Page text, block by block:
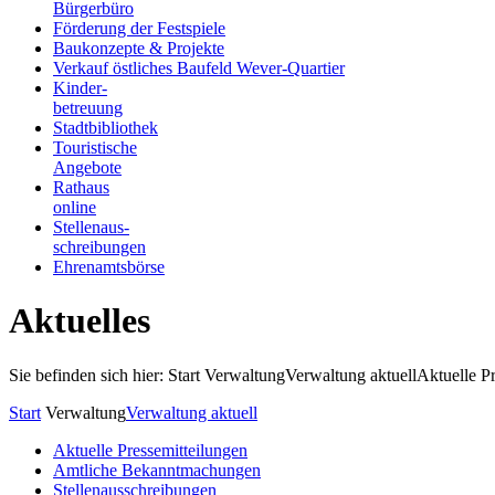
Bürgerbüro
Förderung der Festspiele
Baukonzepte & Projekte
Verkauf östliches Baufeld Wever-Quartier
Kinder-
betreuung
Stadtbibliothek
Touristische
Angebote
Rathaus
online
Stellenaus-
schreibungen
Ehrenamtsbörse
Aktuelles
Sie befinden sich hier: Start VerwaltungVerwaltung aktuellAktuelle
Start VerwaltungVerwaltung aktuell
Aktuelle Pressemitteilungen
Amtliche Bekanntmachungen
Stellenausschreibungen